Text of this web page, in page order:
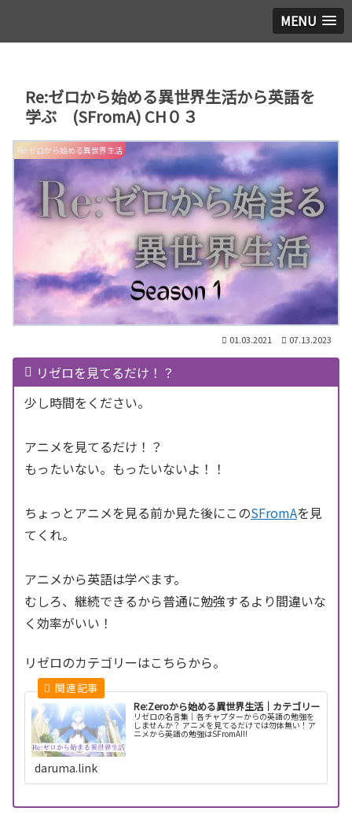
MENU
Re:ゼロから始める異世界生活から英語を
学ぶ (SFromA) CH０３
Re:ゼロから始める異世界生活
01.03.2021 07.13.2023
リゼロを見てるだけ！？
少し時間をください。
アニメを見てるだけ！？
もったいない。もったいないよ！！
ちょっとアニメを見る前か見た後にこのSFromAを見
てくれ。
アニメから英語は学べます。
むしろ、継続できるから普通に勉強するより間違いな
く効率がいい！
リゼロのカテゴリーはこちらから。
Re:Zeroから始める異世界生活｜カテゴリー
リゼロの名言集｜各チャプターからの英語の勉強を
しませんか？ アニメを見てるだけでは勿体無い！ア
ニメから英語の勉強はSFromA!!!
daruma.link